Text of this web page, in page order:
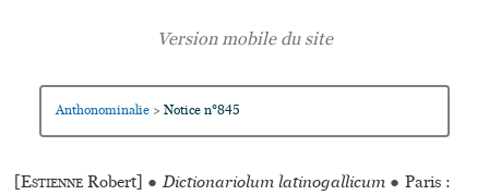
Anthonominalie > Notice n°845
[Estienne Robert] ● Dictionariolum latinogallicum ● Paris :